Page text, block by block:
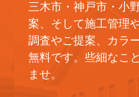
三木市・神戸市・小
案、そして施工管理
調査やご提案、カラ
無料です。些細なこ
ませ。